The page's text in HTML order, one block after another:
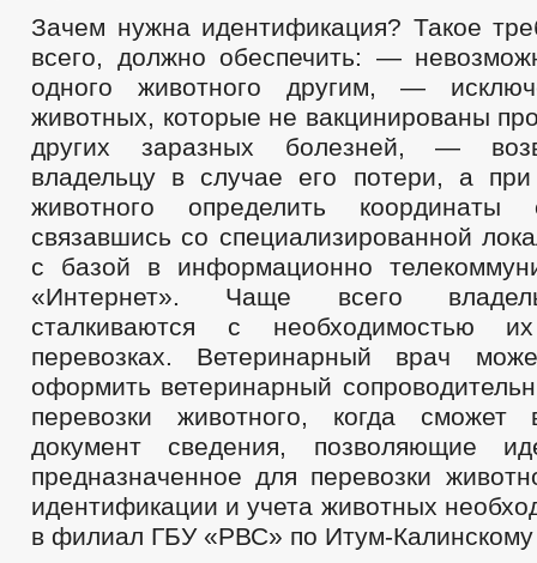
СВЕДЕНИЯ О ДОХОДАХ, РАСХОДАХ, ОБ ИМУЩЕСТВЕ И
КОМИССИЯ ПО СОБЛЮДЕНИЮ ТРЕБОВАНИЙ К СЛУЖЕБНОМУ
ОБРАТНАЯ СВЯЗЬ ДЛЯ СООБЩЕНИЙ О ФАКТАХ КОРРУПЦИИ
ПРАВОВЫЕ АКТЫ
УСТАВ ПЕРЕЧНИ ПОРУЧЕНИЙ
2021
2020
2019
2018
ПЕРЕЧЕНЬ НПА, СОДЕРЖАЩИХ ОБЯЗАТЕЛЬНЫЕ
ПРОЕКТЫ К ОБСУЖДЕНИЮ
ПРОЕКТЫ РЕШЕНИЙ
ПРОЕКТЫ РЕШЕНИЙ О
ПРОЕКТЫ АДМИНИСТРАТИВНЫХ РЕГЛАМЕНТОВ
_
АДМИНИСТРАТИВНЫЕ РЕГЛАМЕНТЫ
ПОСТАНОВЛЕНИЯ
РАСПОРЯЖЕНИЯ АДМИНИСТРАЦИИ
РЕШЕНИЯ
ПОРЯДОК ОБЖАЛОВАНИЯ НПА
ПУБЛИЧНЫЕ СЛУШАНИЯ
БЮДЖЕТ
БЮДЖЕТ ПО ГОДАМ
СВЕДЕНИЯ О ЧИСЛЕННОСТИ И ФАКТИЧЕСКИХ ЗАТРАТ
ОТЧЕТ ОБ ИСПОЛНЕНИИ БЮДЖЕТА
_
МУНИЦИПАЛЬНЫЕ УСЛУГИ
ПЕРЕЧЕНЬ НПА, СОДЕРЖАЩИХ ОБЯЗАТЕЛЬНЫЕ ТРЕБОВАНИЯ,
КОНТРОЛЮ
ФОРМЫ ЗАЯВЛЕНИЙ ПО МУНИЦИПАЛЬНЫМ УСЛУГАМ
Зачем нужна идентификация? Такое
всего, должно обеспечить: —
одного животного другим, —
животных, которые не вакцинированы
других заразных болезней, —
владельцу в случае его потери, а при
животного определить координаты
связавшись со специализированной
с базой в информационно
«Интернет». Чаще всего
сталкиваются с необходимостью
перевозках. Ветеринарный врач
оформить ветеринарный
перевозки животного, когда сможет
документ сведения, позволяющие
предназначенное для перевозки
идентификации и учета животных
в филиал ГБУ «РВС» по Итум-Калинскому